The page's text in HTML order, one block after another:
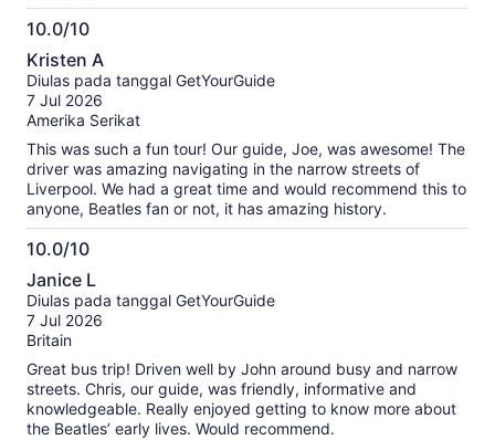
10.0/10
10.0
dari
10
Kristen A
Diulas pada tanggal GetYourGuide
7 Jul 2026
Amerika Serikat
This was such a fun tour! Our guide, Joe, was awesome! The
driver was amazing navigating in the narrow streets of
Liverpool. We had a great time and would recommend this to
anyone, Beatles fan or not, it has amazing history.
10.0/10
10.0
dari
10
Janice L
Diulas pada tanggal GetYourGuide
7 Jul 2026
Britain
Great bus trip! Driven well by John around busy and narrow
streets. Chris, our guide, was friendly, informative and
knowledgeable. Really enjoyed getting to know more about
the Beatles’ early lives. Would recommend.